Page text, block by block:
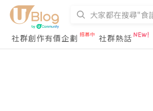
社群創作有價企劃
社群熱話